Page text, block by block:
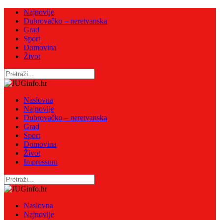
Najnovije
Dubrovačko – neretvanska
Grad
Sport
Domovina
Život
Naslovna
Najnovije
Dubrovačko – neretvanska
Grad
Sport
Domovina
Život
Impressum
Naslovna
Najnovije